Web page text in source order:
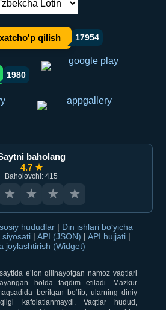
almashtirish:
qilish 17954
orqali ulashishorqali ulashish
1980
baholang
4.7 ★
Baholovchi: 415
★ ★ ★ ★
hududlar | Din ishlari bo‘yicha
siyosati | API (JSON) | API hujjati |
joylashtirish (Widget)
e’lon qilinayotgan namoz vaqtlari
holda taqdim etiladi. Mazkur
berilgan bo‘lib, ularning diniy
kafolatlanmaydi. Vaqtlar hudud,